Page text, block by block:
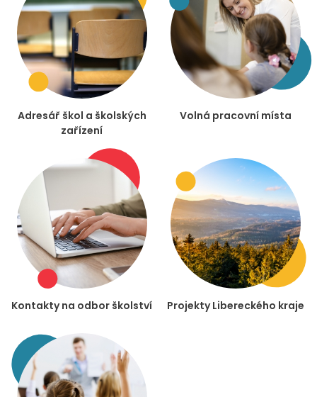
Adresář škol a školských
zařízení
Volná pracovní místa
Kontakty na odbor školství Projekty Libereckého kraje